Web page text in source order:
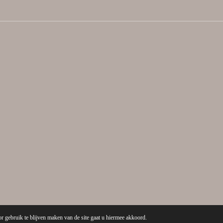
te blijven maken van de site gaat u hiermee akkoord.